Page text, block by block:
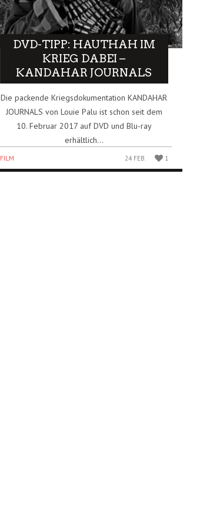
DVD-TIPP: HAUTHAH IM
KRIEG DABEI –
KANDAHAR JOURNALS
Die packende Kriegsdokumentation KANDAHAR
JOURNALS von Louie Palu ist schon seit dem
10. Februar 2017 auf DVD und Blu-ray
erhältlich...
FILM 24 FEB. 1